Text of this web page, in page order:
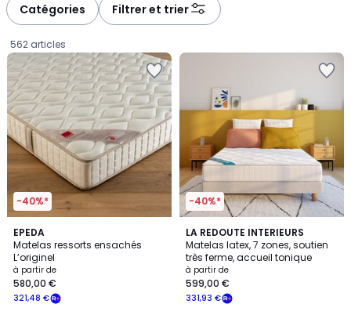
Catégories Filtrer et trier
562 articles
-40%*
EPEDA
Matelas ressorts ensachés
L’originel
Prix
à
partir
à partir de
321,48 €
580,00 €
4,6
/ 5
-40%*
LA REDOUTE INTERIEURS
Matelas latex, 7 zones, soutien
très ferme, accueil tonique
à partir de
331,93 €
599,00 €
3,8
/ 5